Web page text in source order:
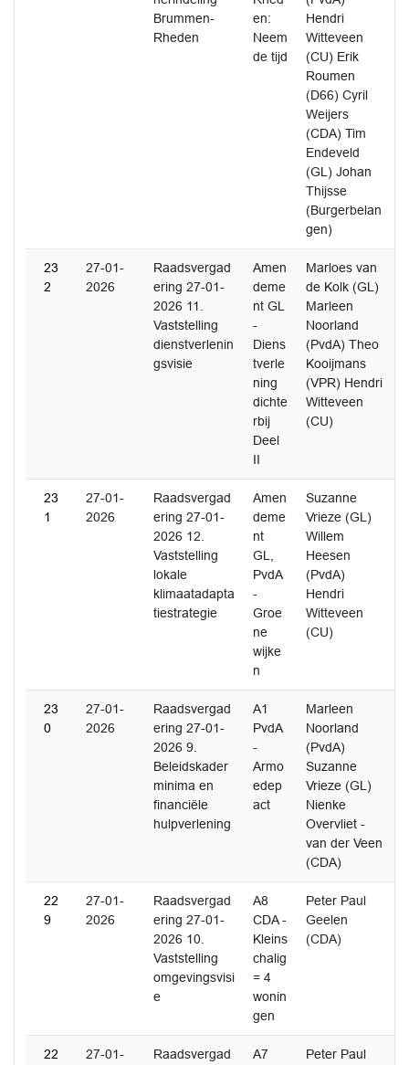
Brummen-
Rheden
en:
Neem
de tijd
Hendri
Witteveen
(CU) Erik
Roumen
(D66) Cyril
Weijers
(CDA) Tim
Endeveld
(GL) Johan
Thijsse
(Burgerbelan
gen)
23
2
27-01-
2026
Raadsvergad
ering 27-01-
2026 11.
Vaststelling
dienstverlenin
gsvisie
Amen
deme
nt GL
-
Diens
tverle
ning
dichte
rbij
Deel
II
Marloes van
de Kolk (GL)
Marleen
Noorland
(PvdA) Theo
Kooijmans
(VPR) Hendri
Witteveen
(CU)
23
1
27-01-
2026
Raadsvergad
ering 27-01-
2026 12.
Vaststelling
lokale
klimaatadapta
tiestrategie
Amen
deme
nt
GL,
PvdA
-
Groe
ne
wijke
n
Suzanne
Vrieze (GL)
Willem
Heesen
(PvdA)
Hendri
Witteveen
(CU)
23
0
27-01-
2026
Raadsvergad
ering 27-01-
2026 9.
Beleidskader
minima en
financiële
hulpverlening
A1
PvdA
-
Armo
edep
act
Marleen
Noorland
(PvdA)
Suzanne
Vrieze (GL)
Nienke
Overvliet -
van der Veen
(CDA)
22
9
27-01-
2026
Raadsvergad
ering 27-01-
2026 10.
Vaststelling
omgevingsvisi
e
A8
CDA -
Kleins
chalig
= 4
wonin
gen
Peter Paul
Geelen
(CDA)
22
27-01-
Raadsvergad
A7
Peter Paul